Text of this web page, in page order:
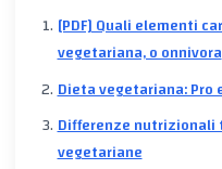
[PDF] Quali elementi
vegetariana, o onnivora
Dieta vegetariana: Pro
Differenze nutrizionali
vegetariane